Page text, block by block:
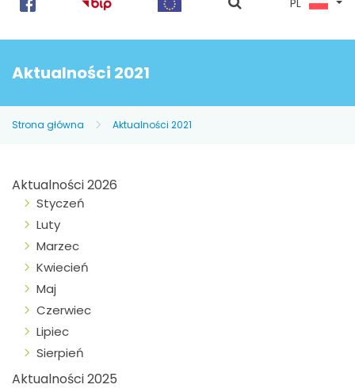
PL
Aktualności 2021
Strona główna Aktualności 2021
Aktualności 2026
Styczeń
Luty
Marzec
Kwiecień
Maj
Czerwiec
Lipiec
Sierpień
Aktualności 2025